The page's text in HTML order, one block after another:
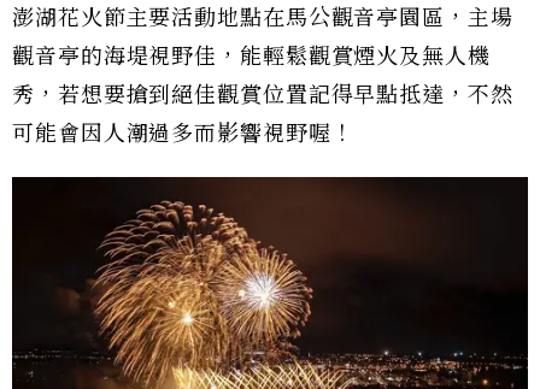
澎湖花火節主要活動地點在馬公觀音亭園區，主場
觀音亭的海堤視野佳，能輕鬆觀賞煙火及無人機
秀，若想要搶到絕佳觀賞位置記得早點抵達，不然
可能會因人潮過多而影響視野喔！